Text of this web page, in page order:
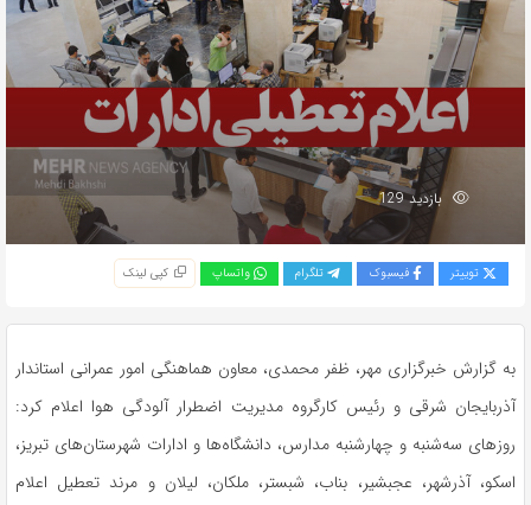
بازدید 129
توییتر فیسبوک تلگرام واتساپ کپی لینک
به گزارش خبرگزاری مهر، ظفر محمدی، معاون هماهنگی امور عمرانی استاندار
آذربایجان شرقی و رئیس کارگروه مدیریت اضطرار آلودگی هوا اعلام کرد:
روزهای سه‌شنبه و چهارشنبه مدارس، دانشگاه‌ها و ادارات شهرستان‌های تبریز،
اسکو، آذرشهر، عجبشیر، بناب، شبستر، ملکان، لیلان و مرند تعطیل اعلام